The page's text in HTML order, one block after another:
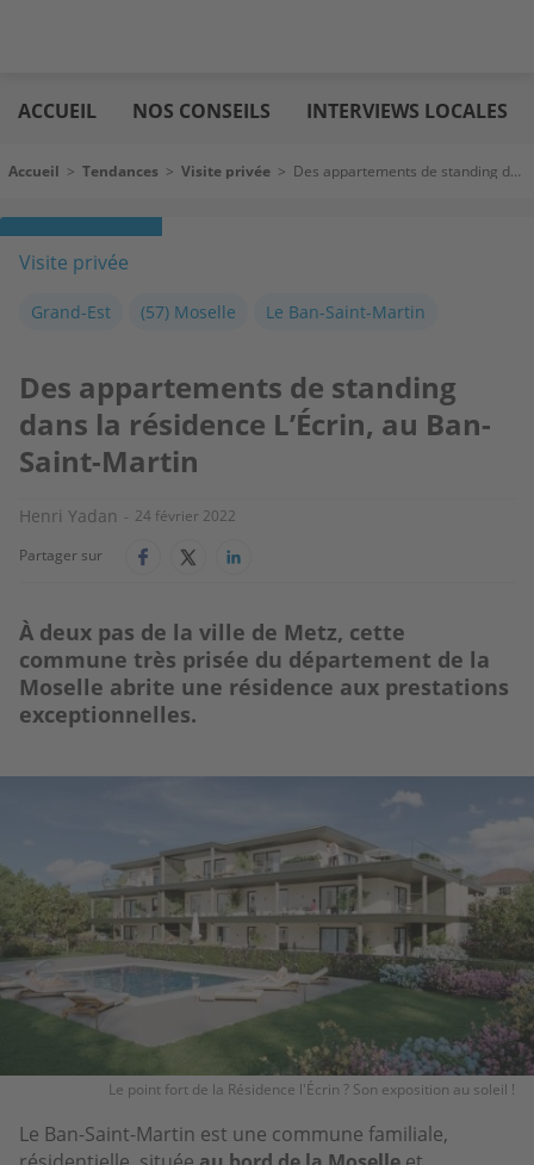
au
contenu
immo
ACCUEIL NOS CONSEILS INTERVIEWS LOCALES
Fil d'Ariane
Accueil > Tendances > Visite privée > Des appartements de standing dans la résidence L’Écrin, au Ban-Saint-Martin
Visite privée
Grand-Est (57) Moselle Le Ban-Saint-Martin
Des appartements de standing
dans la résidence L’Écrin, au Ban-
Saint-Martin
Henri Yadan
24 février 2022
Partager sur
À deux pas de la ville de Metz, cette
commune très prisée du département de la
Moselle abrite une résidence aux prestations
exceptionnelles.
Le point fort de la Résidence l'Écrin ? Son exposition au soleil !
Le Ban-Saint-Martin est une commune familiale,